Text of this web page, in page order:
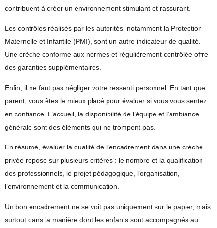
contribuent à créer un environnement stimulant et rassurant.
Les contrôles réalisés par les autorités, notamment la Protection
Maternelle et Infantile (PMI), sont un autre indicateur de qualité.
Une crèche conforme aux normes et régulièrement contrôlée offre
des garanties supplémentaires.
Enfin, il ne faut pas négliger votre ressenti personnel . En tant que
parent, vous êtes le mieux placé pour évaluer si vous vous sentez
en confiance. L’accueil, la disponibilité de l’équipe et l’ambiance
générale sont des éléments qui ne trompent pas.
En résumé, évaluer la qualité de l’encadrement dans une crèche
privée repose sur plusieurs critères : le nombre et la qualification
des professionnels, le projet pédagogique, l’organisation,
l’environnement et la communication.
Un bon encadrement ne se voit pas uniquement sur le papier, mais
surtout dans la manière dont les enfants sont accompagnés au